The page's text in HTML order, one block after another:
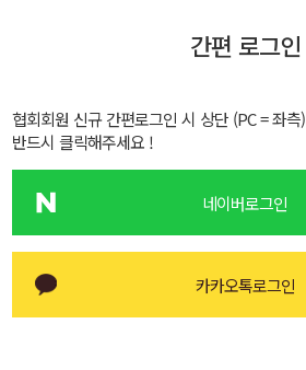
간편 로그인
협회회원 신규 간편로그인 시 상단 (PC = 좌측)
반드시 클릭해주세요 !
네이버로그인
카카오톡로그인